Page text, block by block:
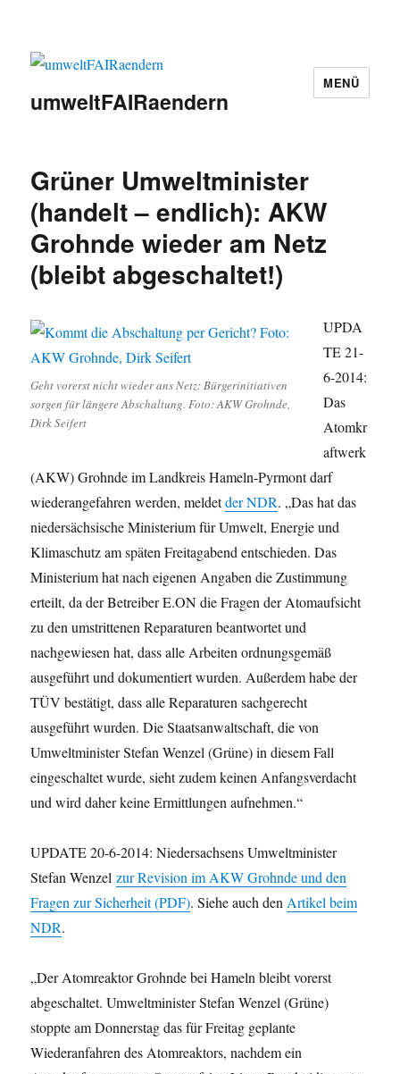
umweltFAIRaendern
MENÜ
Grüner Umweltminister
(handelt – endlich): AKW
Grohnde wieder am Netz
(bleibt abgeschaltet!)
Geht vorerst nicht wieder ans Netz: Bürgerinitiativen
sorgen für längere Abschaltung. Foto: AKW Grohnde,
Dirk Seifert
UPDA
TE 21-
6-2014:
Das
Atomkr
aftwerk
(AKW) Grohnde im Landkreis Hameln-Pyrmont darf
wiederangefahren werden, meldetder NDR. „Das hat das
niedersächsische Ministerium für Umwelt, Energie und
Klimaschutz am späten Freitagabend entschieden. Das
Ministerium hat nach eigenen Angaben die Zustimmung
erteilt, da der Betreiber E.ON die Fragen der Atomaufsicht
zu den umstrittenen Reparaturen beantwortet und
nachgewiesen hat, dass alle Arbeiten ordnungsgemäß
ausgeführt und dokumentiert wurden. Außerdem habe der
TÜV bestätigt, dass alle Reparaturen sachgerecht
ausgeführt wurden. Die Staatsanwaltschaft, die von
Umweltminister Stefan Wenzel (Grüne) in diesem Fall
eingeschaltet wurde, sieht zudem keinen Anfangsverdacht
und wird daher keine Ermittlungen aufnehmen.“
UPDATE 20-6-2014: Niedersachsens Umweltminister
Stefan Wenzelzur Revision im AKW Grohnde und den
Fragen zur Sicherheit (PDF). Siehe auch denArtikel beim
NDR.
„Der Atomreaktor Grohnde bei Hameln bleibt vorerst
abgeschaltet. Umweltminister Stefan Wenzel (Grüne)
stoppte am Donnerstag das für Freitag geplante
Wiederanfahren des Atomreaktors, nachdem ein